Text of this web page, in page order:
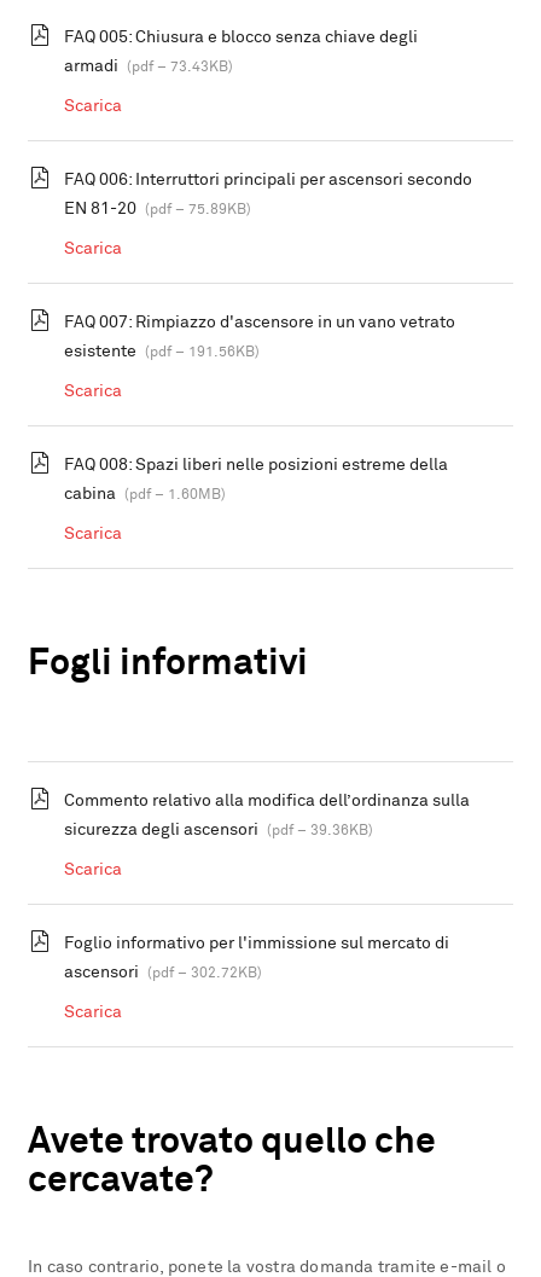
FAQ 005: Chiusura e blocco senza chiave degli
armadi
(pdf – 73.43KB)
Scarica
FAQ 006: Interruttori principali per ascensori secondo
EN 81-20
(pdf – 75.89KB)
Scarica
FAQ 007: Rimpiazzo d'ascensore in un vano vetrato
esistente
(pdf – 191.56KB)
Scarica
FAQ 008: Spazi liberi nelle posizioni estreme della
cabina
(pdf – 1.60MB)
Scarica
Fogli informativi
Commento relativo alla modifica dell’ordinanza sulla
sicurezza degli ascensori
(pdf – 39.36KB)
Scarica
Foglio informativo per l'immissione sul mercato di
ascensori
(pdf – 302.72KB)
Scarica
Avete trovato quello che
cercavate?
In caso contrario, ponete la vostra domanda tramite e-mail o